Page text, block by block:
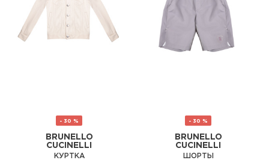
- 30 %
BRUNELLO
CUCINELLI
КУРТКА
- 30 %
BRUNELLO
CUCINELLI
ШОРТЫ